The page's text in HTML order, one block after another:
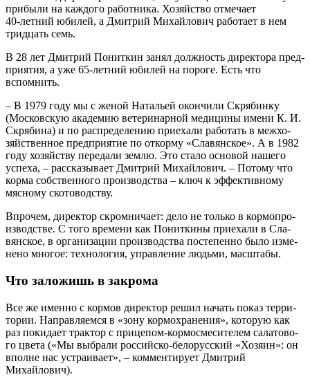
при­бы­ли на каж­до­го работ­ни­ка. Хозяй­ство отме­ча­ет
40‑летний юби­лей, а Дмит­рий Михай­ло­вич рабо­та­ет в нем
трид­цать семь.
В 28 лет Дмит­рий Понит­кин занял долж­ность дирек­то­ра пред­
при­я­тия, а уже 65‑летний юби­лей на поро­ге. Есть что
вспомнить.
– В 1979 году мы с женой Ната­льей окон­чи­ли Скря­бин­ку
(Мос­ков­скую ака­де­мию вете­ри­нар­ной меди­ци­ны име­ни К. И.
Скря­би­на) и по рас­пре­де­ле­нию при­е­ха­ли рабо­тать в меж­хо­
зяй­ствен­ное пред­при­я­тие по откор­му «Сла­вян­ское». А в 1982
году хозяй­ству пере­да­ли зем­лю. Это ста­ло осно­вой наше­го
успе­ха, – рас­ска­зы­ва­ет Дмит­рий Михай­ло­вич. – Пото­му что
кор­ма соб­ствен­но­го про­из­вод­ства – ключ к эффек­тив­но­му
мяс­но­му скотоводству.
Впро­чем, дирек­тор скром­ни­ча­ет: дело не толь­ко в кор­мо­про­
из­вод­стве. С того вре­ме­ни как Понит­ки­ны при­е­ха­ли в Сла­
вян­ское, в орга­ни­за­ции про­из­вод­ства посте­пен­но было изме­
не­но мно­гое: тех­но­ло­гия, управ­ле­ние людь­ми, масштабы.
Что заложишь в закрома
Все же имен­но с кор­мов дирек­тор решил начать показ тер­ри­
то­рии. Направ­ля­ем­ся в «зону кор­мо­хра­не­ния», кото­рую как
раз поки­да­ет трак­тор с при­це­пом-кор­мо­сме­си­те­лем сала­то­во­
го цве­та («Мы выбра­ли рос­сий­ско-бело­рус­ский «Хозя­ин»: он
вполне нас устра­и­ва­ет», – ком­мен­ти­ру­ет Дмит­рий
Михайлович).